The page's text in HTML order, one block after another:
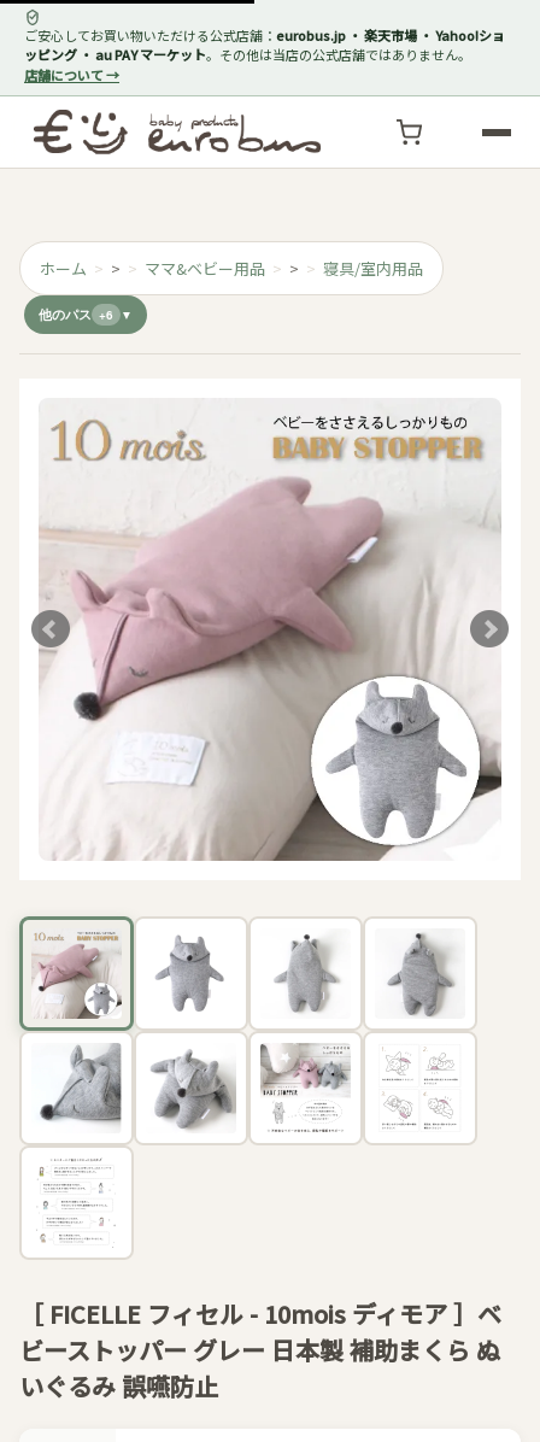
ご安心してお買い物いただける公式店舗： eurobus.jp ・ 楽天市場 ・ Yahoo!ショ
ッピング ・ au PAY マーケット。その他は当店の公式店舗ではありません。
店舗について →
ホーム > ママ&ベビー用品 > 寝具/室内用品
他のパス +6
［ FICELLE フィセル - 10mois ディモア ］ベ
ビーストッパー グレー 日本製 補助まくら ぬ
いぐるみ 誤嚥防止